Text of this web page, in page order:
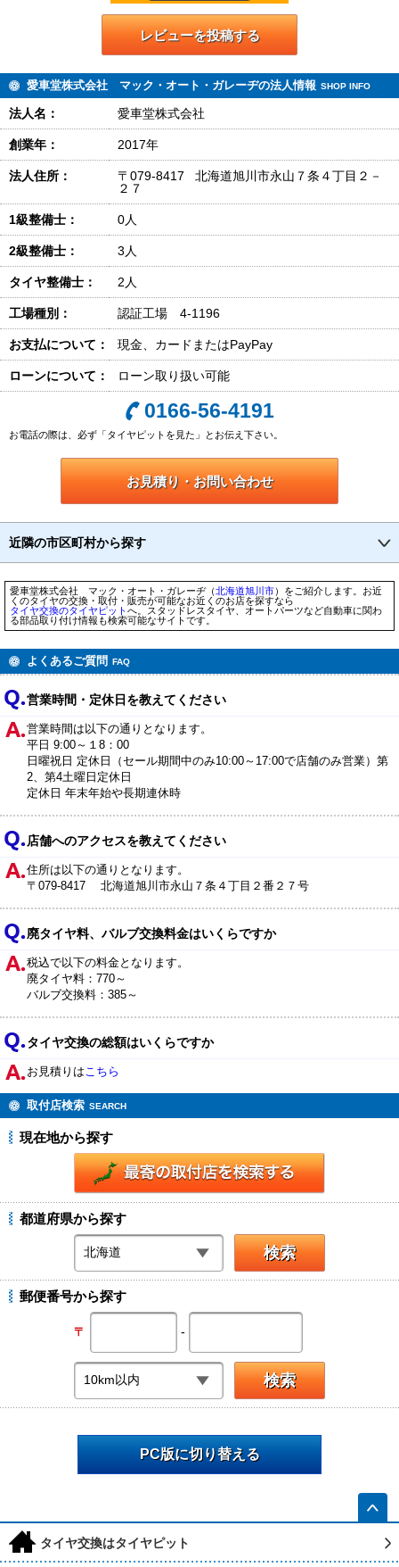
レビューを投稿する
愛車堂株式会社 マック・オート・ガレーヂの法人情報 SHOP INFO
法人名： 愛車堂株式会社
創業年： 2017年
法人住所：
〒079-8417 北海道旭川市永山７条４丁目２－
２７
1級整備士： 0人
2級整備士： 3人
タイヤ整備士： 2人
工場種別： 認証工場 4-1196
お支払について： 現金、カードまたはPayPay
ローンについて： ローン取り扱い可能
0166-56-4191
お電話の際は、必ず「タイヤピットを見た」とお伝え下さい。
お見積り・お問い合わせ
近隣の市区町村から探す
愛車堂株式会社 マック・オート・ガレーヂ（北海道旭川市）をご紹介します。お近
くのタイヤの交換・取付・販売が可能なお近くのお店を探すなら
タイヤ交換のタイヤピットへ。スタッドレスタイヤ、オートパーツなど自動車に関わ
る部品取り付け情報も検索可能なサイトです。
よくあるご質問 FAQ
営業時間・定休日を教えてください
営業時間は以下の通りとなります。
平日 9:00～１8：00
日曜祝日 定休日（セール期間中のみ10:00～17:00で店舗のみ営業）第
2、第4土曜日定休日
定休日 年末年始や長期連休時
店舗へのアクセスを教えてください
住所は以下の通りとなります。
〒079-8417 北海道旭川市永山７条４丁目２番２７号
廃タイヤ料、バルブ交換料金はいくらですか
税込で以下の料金となります。
廃タイヤ料：770～
バルブ交換料：385～
タイヤ交換の総額はいくらですか
お見積りはこちら
取付店検索 SEARCH
現在地から探す
都道府県から探す
郵便番号から探す
〒 -
PC版に切り替える
h タイヤ交換はタイヤピット